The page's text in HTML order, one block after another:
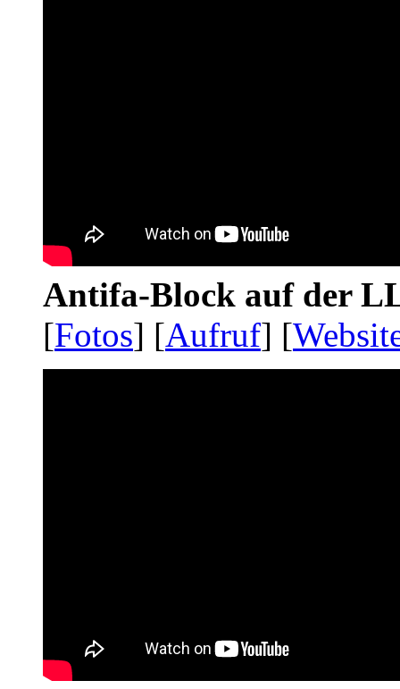
Antifa-Block auf der
[Fotos] [Aufruf] [